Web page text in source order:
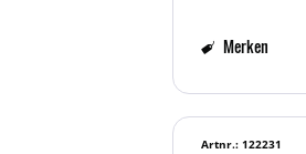
Merken
Artnr.: 122231